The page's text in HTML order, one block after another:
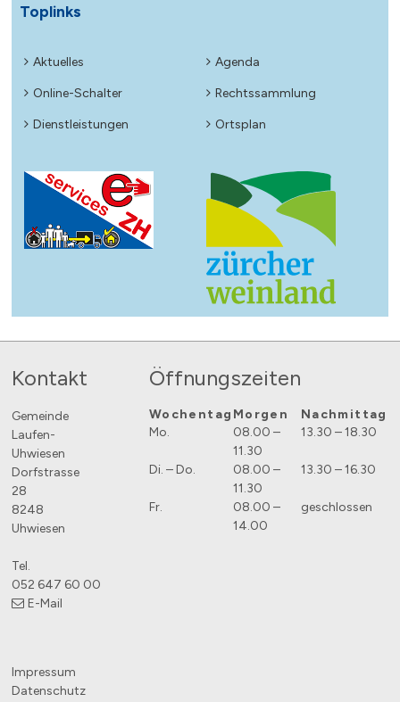
Toplinks
Aktuelles
Online-Schalter
Dienstleistungen
Agenda
Rechtssammlung
Ortsplan
Footer
Kontakt
Gemeinde
Laufen-
Uhwiesen
Dorfstrasse
28
8248
Uhwiesen
Tel.
052 647 60 00
E-Mail
Öffnungszeiten
Wochentag Morgen
Nachmittag
Mo.
08.00 –
11.30
13.30 – 18.30
Di. – Do.
08.00 –
11.30
13.30 – 16.30
Fr.
08.00 –
14.00
geschlossen
Impressum
Datenschutz